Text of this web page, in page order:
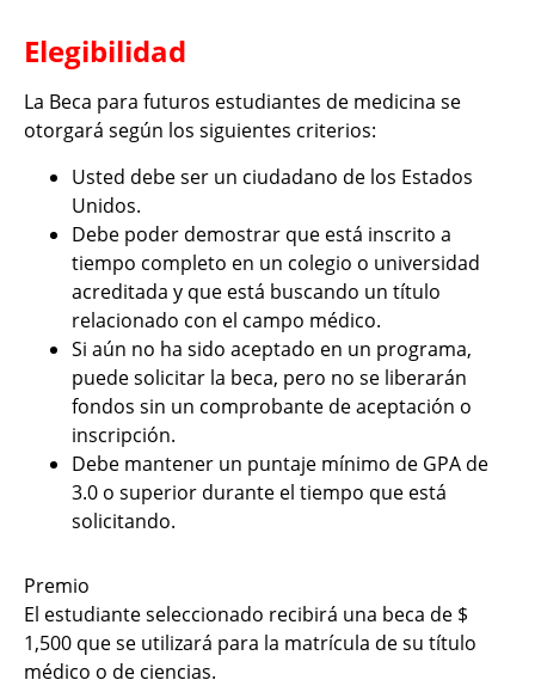
Elegibilidad
La Beca para futuros estudiantes de medicina se
otorgará según los siguientes criterios:
Usted debe ser un ciudadano de los Estados
Unidos.
Debe poder demostrar que está inscrito a
tiempo completo en un colegio o universidad
acreditada y que está buscando un título
relacionado con el campo médico.
Si aún no ha sido aceptado en un programa,
puede solicitar la beca, pero no se liberarán
fondos sin un comprobante de aceptación o
inscripción.
Debe mantener un puntaje mínimo de GPA de
3.0 o superior durante el tiempo que está
solicitando.
Premio
El estudiante seleccionado recibirá una beca de $
1,500 que se utilizará para la matrícula de su título
médico o de ciencias.